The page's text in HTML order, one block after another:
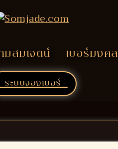
มสมเจตน์ เบอร์มงคล
ระบบจองเบอร์ -